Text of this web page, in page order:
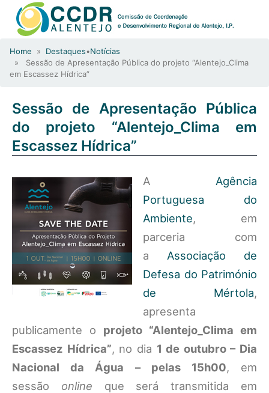
Home » Destaques•Notícias
» Sessão de Apresentação Pública do projeto “Alentejo_Clima
em Escassez Hídrica”
Sessão de Apresentação Pública
do projeto “Alentejo_Clima em
Escassez Hídrica”
A Agência
Portuguesa do
Ambiente, em
parceria com
a Associação de
Defesa do Património
de Mértola,
apresenta
publicamente o projeto “Alentejo_Clima em
Escassez Hídrica”, no dia 1 de outubro – Dia
Nacional da Água – pelas 15h00, em
sessão online que será transmitida em